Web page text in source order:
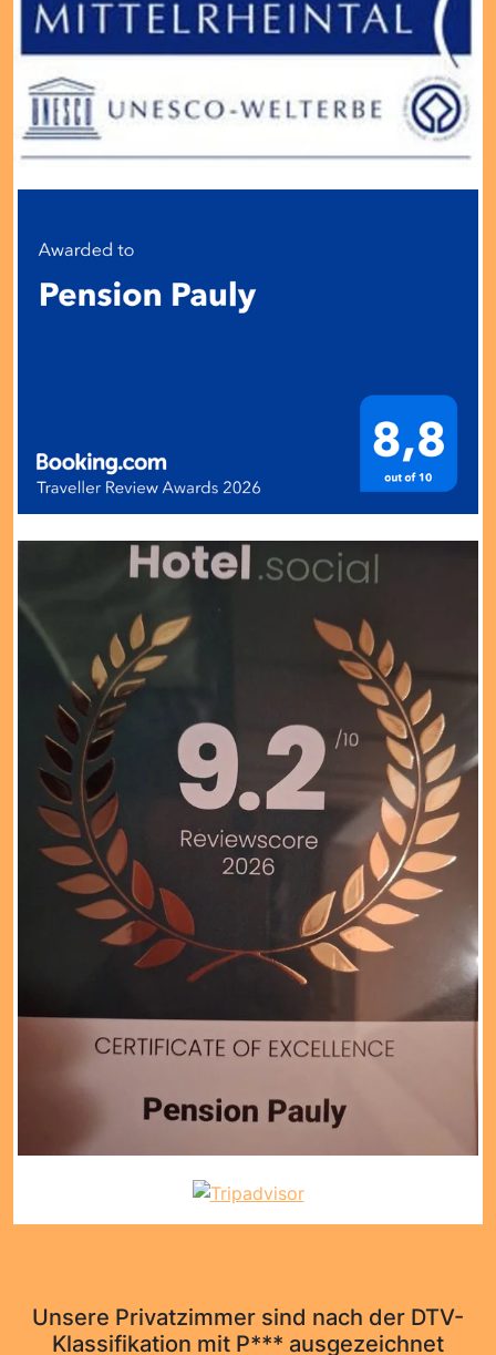
Unsere Privatzimmer sind nach der DTV-
Klassifikation mit P*** ausgezeichnet